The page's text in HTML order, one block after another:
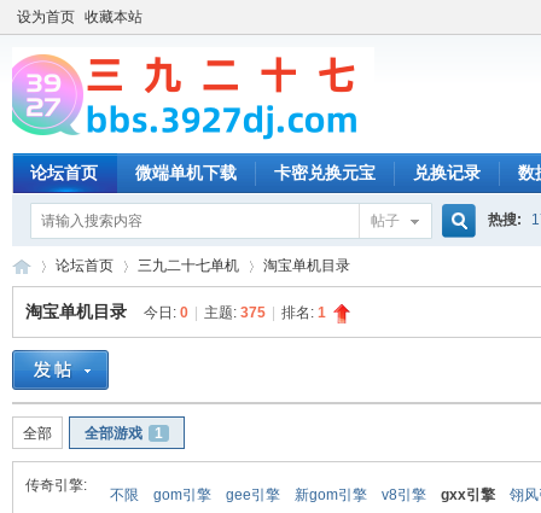
设为首页 收藏本站
论坛首页 微端单机下载 卡密兑换元宝 兑换记录 数
帖子 热搜:
»
论坛首页 三九二十七单机 淘宝单机目录
淘宝单机目录 今日: 0 主题: 375 排名: 1
全部 全部游戏 1
传奇引擎:
不限 gom引擎 gee引擎 新gom引擎 v8引擎 gxx引擎 翎